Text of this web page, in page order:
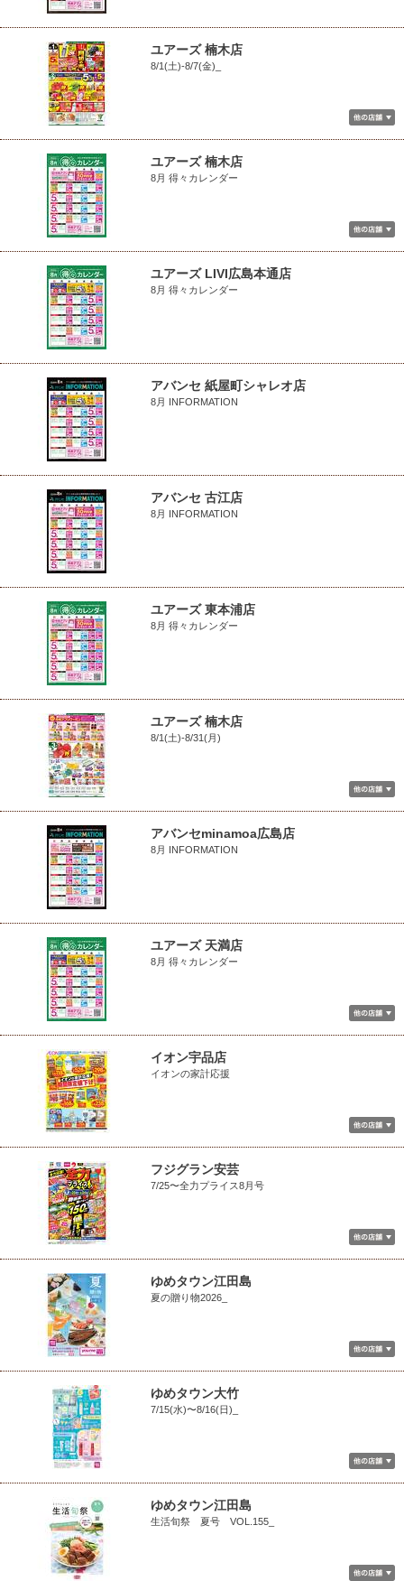
ユアーズ 楠木店
8/1(土)-8/7(金)_
ユアーズ 楠木店
8月 得々カレンダー
ユアーズ LIVI広島本通店
8月 得々カレンダー
アバンセ 紙屋町シャレオ店
8月 INFORMATION
アバンセ 古江店
8月 INFORMATION
ユアーズ 東本浦店
8月 得々カレンダー
ユアーズ 楠木店
8/1(土)-8/31(月)
アバンセminamoa広島店
8月 INFORMATION
ユアーズ 天満店
8月 得々カレンダー
イオン宇品店
イオンの家計応援
フジグラン安芸
7/25〜全力プライス8月号
ゆめタウン江田島
夏の贈り物2026_
ゆめタウン大竹
7/15(水)〜8/16(日)_
ゆめタウン江田島
生活旬祭 夏号 VOL.155_